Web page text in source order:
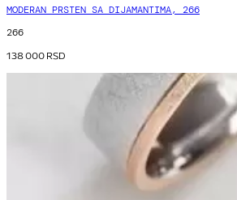
MODERAN PRSTEN SA DIJAMANTIMA, 266
266
138 000RSD